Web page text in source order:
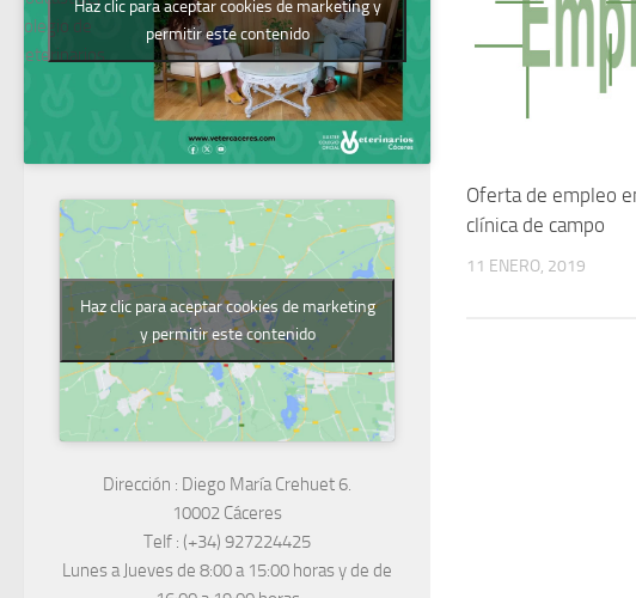
Oferta de empleo
clínica de campo
11 ENERO, 2019
Colegio de
Veterinarios
Haz clic para aceptar cookies de marketing y
permitir este contenido
Haz clic para aceptar cookies de marketing
y permitir este contenido
Dirección : Diego María Crehuet 6.
10002 Cáceres
Telf : (+34) 927224425
Lunes a Jueves de 8:00 a 15:00 horas y de de